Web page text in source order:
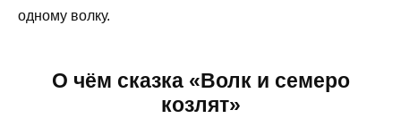
одному волку.
О чём сказка «Волк и семеро
козлят»